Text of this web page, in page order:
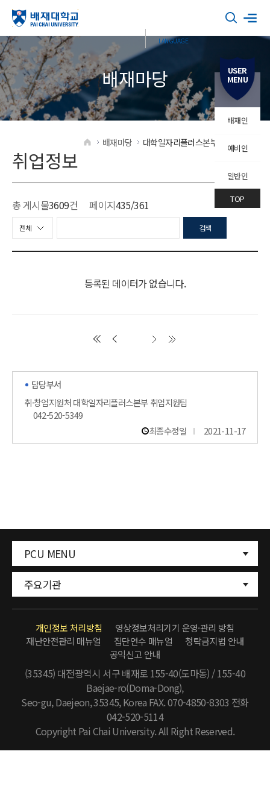
배재마당
취업정보HOME
배재마당 대학일자리플러스본부 취업정보
총 게시물3609건 페이지435/361
검색
등록된 데이터가 없습니다.
담당부서
취·창업지원처 대학일자리플러스본부 취업지원팀
042-520-5349
최종수정일
2021-11-17
USER
MENU
배재인
예비인
일반인
TOP
PCU MENU
주요기관
개인정보 처리방침
영상정보처리기기 운영·관리 방침
재난안전관리 매뉴얼
집단연수 매뉴얼
청탁금지법 안내
공익신고 안내
(35345) 대전광역시 서구 배재로 155-40(도마동) / 155-40
Baejae-ro(Doma-Dong),
Seo-gu, Daejeon, 35345, Korea FAX. 070-4850-8303 전화
042-520-5114
Copyright Pai Chai University. All Right Reserved.